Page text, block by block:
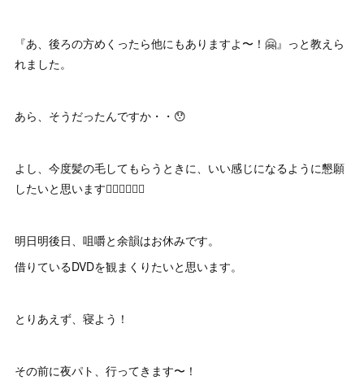
『あ、後ろの方めくったら他にもありますよ〜！🤗』っと教えら
れました。
あら、そうだったんですか・・😯
よし、今度髪の毛してもらうときに、いい感じになるように懇願
したいと思います💇‍♂️💇‍♂️💇‍♂️
明日明後日、咀嚼と余韻はお休みです。
借りているDVDを観まくりたいと思います。
とりあえず、寝よう！
その前に夜パト、行ってきます〜！